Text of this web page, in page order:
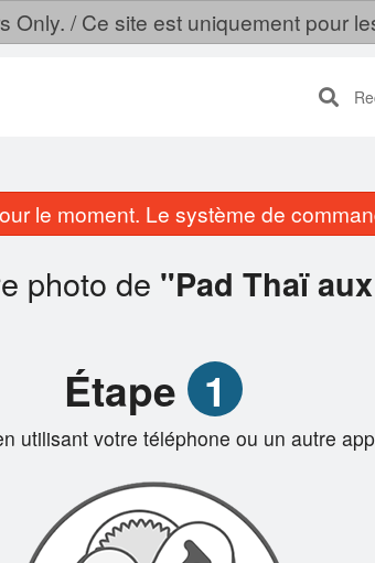
Only. / Ce site est uniquement pour
le moment. Le système de
photo de "Pad Thaï
Étape 1
utilisant votre téléphone ou un autre